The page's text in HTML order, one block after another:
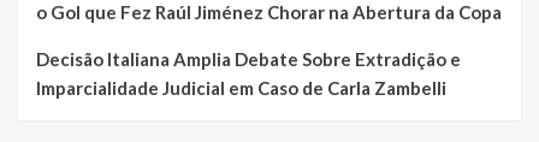
o Gol que Fez Raúl Jiménez Chorar na Abertura da Copa
Decisão Italiana Amplia Debate Sobre Extradição e
Imparcialidade Judicial em Caso de Carla Zambelli